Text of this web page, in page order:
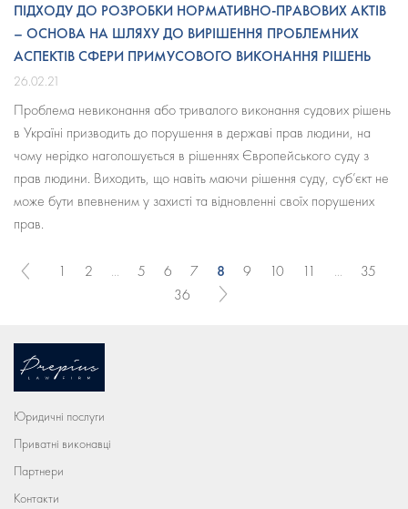
ПІДХОДУ ДО РОЗРОБКИ НОРМАТИВНО-ПРАВОВИХ АКТІВ
– ОСНОВА НА ШЛЯХУ ДО ВИРІШЕННЯ ПРОБЛЕМНИХ
АСПЕКТІВ СФЕРИ ПРИМУСОВОГО ВИКОНАННЯ РІШЕНЬ
26.02.21
Проблема невиконання або тривалого виконання судових рішень
в Україні призводить до порушення в державі прав людини, на
чому нерідко наголошується в рішеннях Європейського суду з
прав людини. Виходить, що навіть маючи рішення суду, суб’єкт не
може бути впевненим у захисті та відновленні своїх порушених
прав.
1 2 ... 5 6 7 8 9 10 11 ...
35
36
Юридичні послуги
Приватні виконавці
Партнери
Контакти